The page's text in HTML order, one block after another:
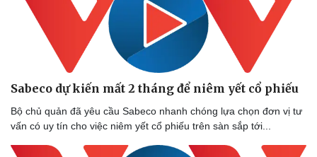
Sabeco dự kiến mất 2 tháng để niêm yết cổ phiếu
Bộ chủ quản đã yêu cầu Sabeco nhanh chóng lựa chọn đơn vị tư
vấn có uy tín cho việc niêm yết cổ phiếu trên sàn sắp tới...